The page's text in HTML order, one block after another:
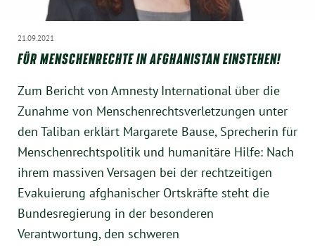
21.09.2021
FÜR MENSCHENRECHTE IN AFGHANISTAN EINSTEHEN!
Zum Bericht von Amnesty International über die
Zunahme von Menschenrechtsverletzungen unter
den Taliban erklärt Margarete Bause, Sprecherin für
Menschenrechtspolitik und humanitäre Hilfe: Nach
ihrem massiven Versagen bei der rechtzeitigen
Evakuierung afghanischer Ortskräfte steht die
Bundesregierung in der besonderen
Verantwortung, den schweren